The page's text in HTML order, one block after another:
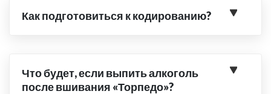
Как подготовиться к кодированию?
Что будет, если выпить алкоголь
после вшивания «Торпедо»?